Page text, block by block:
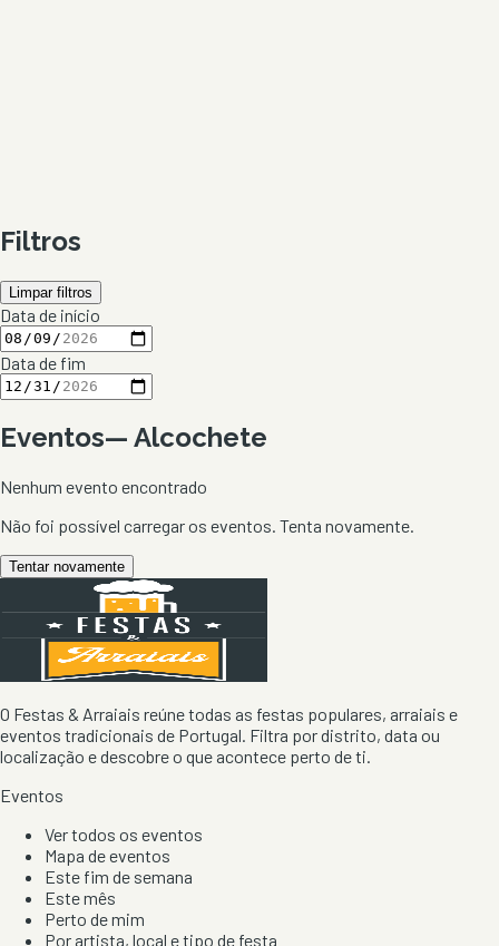
Filtros
Limpar filtros
Data de início
Data de fim
Eventos— Alcochete
Nenhum evento encontrado
Não foi possível carregar os eventos. Tenta novamente.
Tentar novamente
O Festas & Arraiais reúne todas as festas populares, arraiais e
eventos tradicionais de Portugal. Filtra por distrito, data ou
localização e descobre o que acontece perto de ti.
Eventos
Ver todos os eventos
Mapa de eventos
Este fim de semana
Este mês
Perto de mim
Por artista, local e tipo de festa